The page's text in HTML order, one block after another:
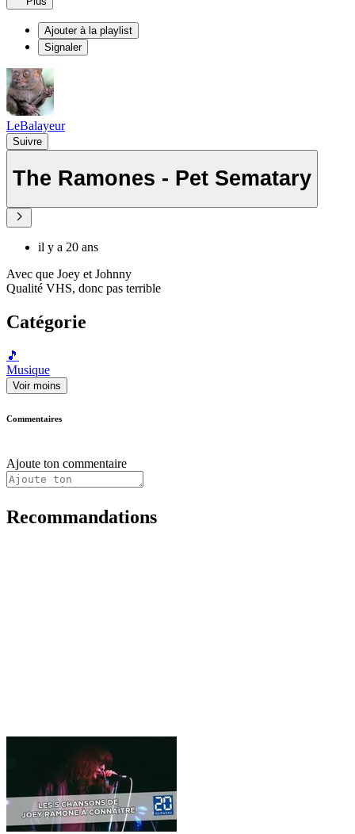
Ajouter à la playlist
Signaler
LeBalayeur
Suivre
The Ramones - Pet Sematary
il y a 20 ans
Avec que Joey et Johnny
Qualité VHS, donc pas terrible
Catégorie
🎵
Musique
Voir moins
Commentaires
Ajoute ton commentaire
Recommandations